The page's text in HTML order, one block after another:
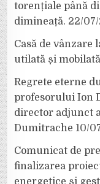
torențiale până
dimineață. 22/
Casă de vânzare
utilată și
Regrete eterne
profesorului Ion
director adjunct
Dumitrache 10/
Comunicat de
finalizarea
energetice și